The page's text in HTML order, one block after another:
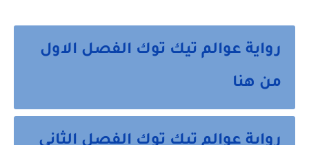
رواية عوالم تيك توك الفصل الاول
من هنا
رواية عوالم تيك توك الفصل الثانى